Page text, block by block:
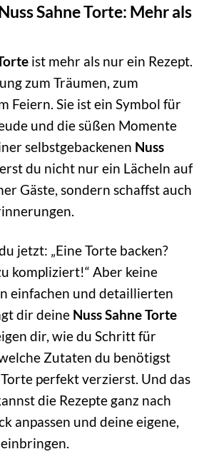
Sahne Torte: Mehr als
ist mehr als nur ein Rezept.
zum Träumen, zum
Feiern. Sie ist ein Symbol für
und die süßen Momente
selbstgebackenen Nuss
du nicht nur ein Lächeln auf
Gäste, sondern schaffst auch
jetzt: „Eine Torte backen?
kompliziert!“ Aber keine
einfachen und detaillierten
dir deine Nuss Sahne Torte
dir, wie du Schritt für
Zutaten du benötigst
perfekt verzierst. Und das
die Rezepte ganz nach
anpassen und deine eigene,